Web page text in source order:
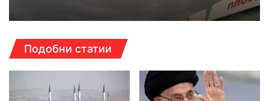
Подобни статии